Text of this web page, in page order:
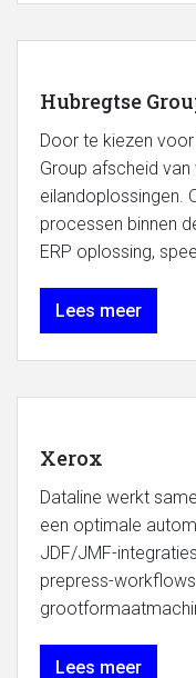
Hubregtse
Door te kiezen
Group afscheid van
eilandoplossingen.
processen binnen
ERP oplossing,
Lees meer
Xerox
Dataline werkt
een optimale
JDF/JMF-
prepress-
Lees meer